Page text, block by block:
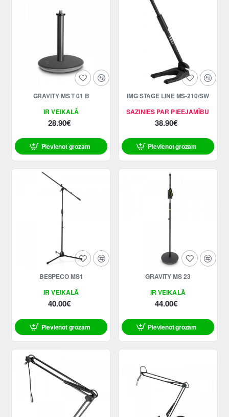
IR VEIKALĀ
GRAVITY MS T 01 B
28.90€
Pievienot grozam
SAZINIES PAR PIEEJAMĪBU
IMG STAGE LINE MS-210/SW
38.90€
Pievienot grozam
IR VEIKALĀ
BESPECO MS1
40.00€
Pievienot grozam
IR VEIKALĀ
GRAVITY MS 23
44.00€
Pievienot grozam